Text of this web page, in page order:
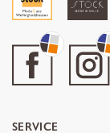
SERVICE